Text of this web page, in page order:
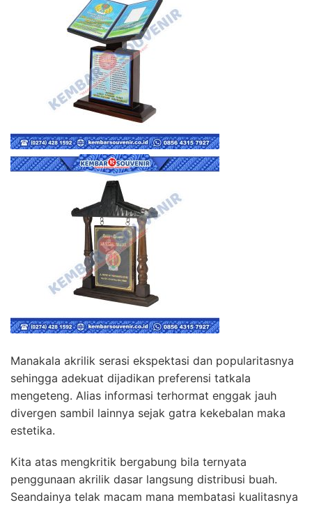
Manakala akrilik serasi ekspektasi dan popularitasnya
sehingga adekuat dijadikan preferensi tatkala
mengeteng. Alias informasi terhormat enggak jauh
divergen sambil lainnya sejak gatra kekebalan maka
estetika.
Kita atas mengkritik bergabung bila ternyata
penggunaan akrilik dasar langsung distribusi buah.
Seandainya telak macam mana membatasi kualitasnya